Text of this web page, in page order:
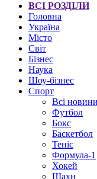
ВСІ РОЗДІЛИ
Головна
Україна
Місто
Світ
Бізнес
Наука
Шоу-бізнес
Спорт
Всі
Футбол
Бокс
Баскетбол
Теніс
Формула-1
Хокей
Шахи